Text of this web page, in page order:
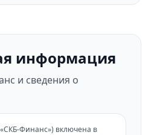
информация
и сведения о
Финанс») включена в